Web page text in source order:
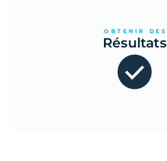
OBTENIR DES
Résultats